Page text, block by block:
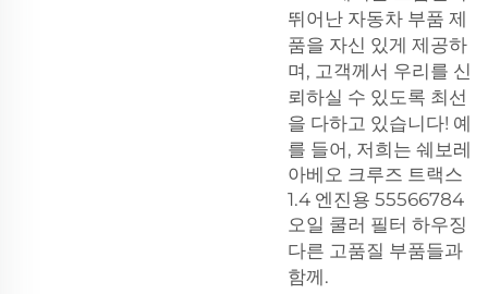
뛰어난 자동차 부품 제
품을 자신 있게 제공하
며, 고객께서 우리를 신
뢰하실 수 있도록 최선
을 다하고 있습니다! 예
를 들어, 저희는 쉐보레
아베오 크루즈 트랙스
1.4 엔진용 55566784
오일 쿨러 필터 하우징
다른 고품질 부품들과
함께.